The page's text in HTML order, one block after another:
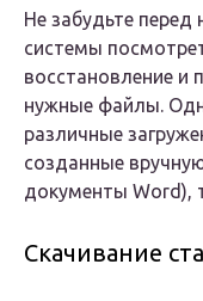
Не забудьте
системы
восстановление и
нужные файлы.
различные
созданные
документы Word),
Скачивание